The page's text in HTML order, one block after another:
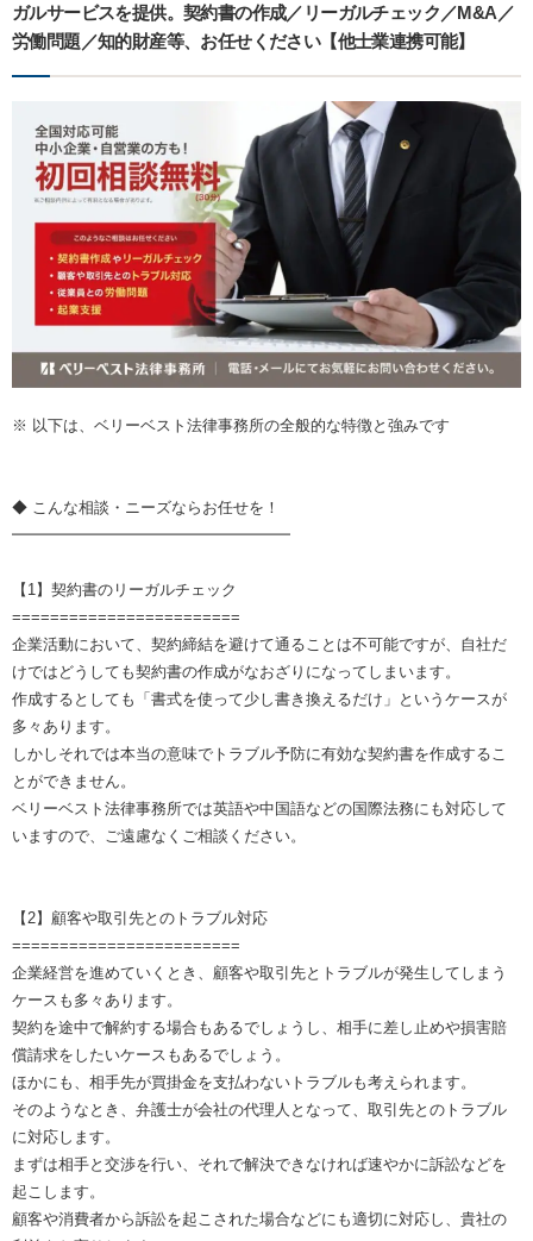
ガルサービスを提供。契約書の作成／リーガルチェック／M&A／
労働問題／知的財産等、お任せください【他士業連携可能】
※ 以下は、ベリーベスト法律事務所の全般的な特徴と強みです
◆ こんな相談・ニーズならお任せを！
━━━━━━━━━━━━━━━━━━
【1】契約書のリーガルチェック
========================
企業活動において、契約締結を避けて通ることは不可能ですが、自社だ
けではどうしても契約書の作成がなおざりになってしまいます。
作成するとしても「書式を使って少し書き換えるだけ」というケースが
多々あります。
しかしそれでは本当の意味でトラブル予防に有効な契約書を作成するこ
とができません。
ベリーベスト法律事務所では英語や中国語などの国際法務にも対応して
いますので、ご遠慮なくご相談ください。
【2】顧客や取引先とのトラブル対応
========================
企業経営を進めていくとき、顧客や取引先とトラブルが発生してしまう
ケースも多々あります。
契約を途中で解約する場合もあるでしょうし、相手に差し止めや損害賠
償請求をしたいケースもあるでしょう。
ほかにも、相手先が買掛金を支払わないトラブルも考えられます。
そのようなとき、弁護士が会社の代理人となって、取引先とのトラブル
に対応します。
まずは相手と交渉を行い、それで解決できなければ速やかに訴訟などを
起こします。
顧客や消費者から訴訟を起こされた場合などにも適切に対応し、貴社の